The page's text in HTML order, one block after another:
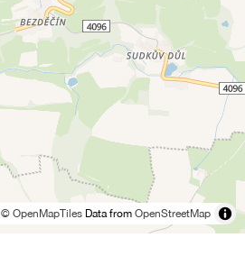
© OpenMapTiles Data from OpenStreetMap